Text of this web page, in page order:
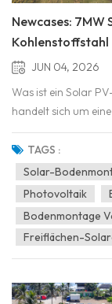
Newcases:
Kohlenstoffstahl
JUN 04, 2026
Was ist ein Solar
handelt sich um
Tragkonstruktion
gefertigt und in der
ist. Das System hält
TAGS :
Solar-
Photovoltaik
Bodenmontage
Freiflächen-